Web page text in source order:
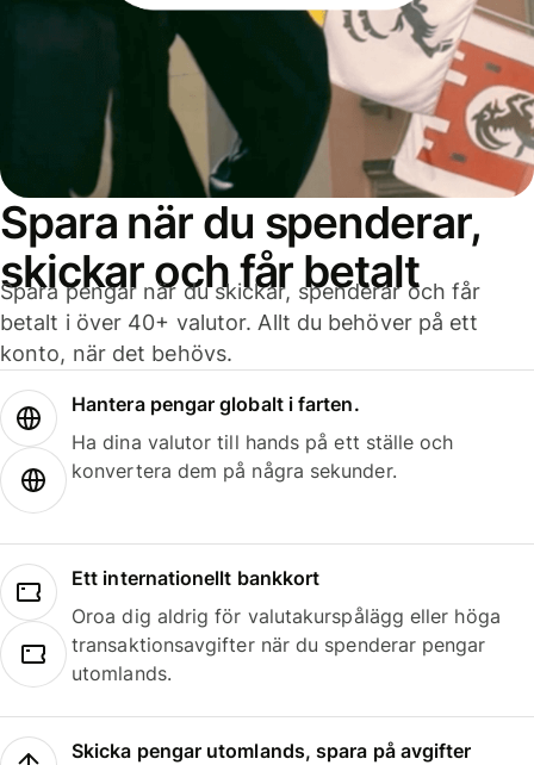
Spara när du spenderar,
skickar och får betalt
Spara pengar när du skickar, spenderar och får
betalt i över 40+ valutor. Allt du behöver på ett
konto, när det behövs.
Hantera pengar globalt i farten.
Ha dina valutor till hands på ett ställe och
konvertera dem på några sekunder.
Ett internationellt bankkort
Oroa dig aldrig för valutakurspålägg eller höga
transaktionsavgifter när du spenderar pengar
utomlands.
Skicka pengar utomlands, spara på avgifter